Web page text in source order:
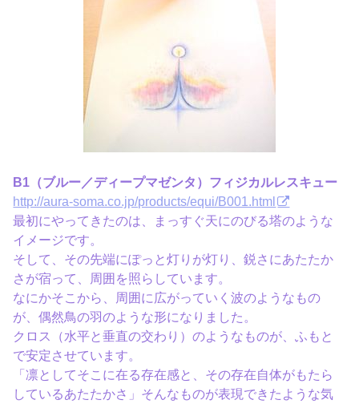
B1（ブルー／ディープマゼンタ）フィジカルレスキュー
http://aura-soma.co.jp/products/equi/B001.html
最初にやってきたのは、まっすぐ天にのびる塔のような
イメージです。
そして、その先端にぽっと灯りが灯り、鋭さにあたたか
さが宿って、周囲を照らしています。
なにかそこから、周囲に広がっていく波のようなもの
が、偶然鳥の羽のような形になりました。
クロス（水平と垂直の交わり）のようなものが、ふもと
で安定させています。
「凛としてそこに在る存在感と、その存在自体がもたら
しているあたたかさ」そんなものが表現できたような気